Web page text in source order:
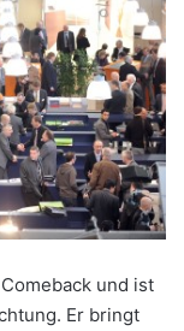
und ist
Er bringt